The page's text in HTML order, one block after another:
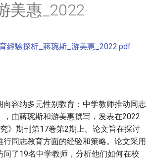
美惠_2022
經驗探析_蔣琬斯_游美惠_2022.pdf
向容纳多元性别教育：中学教师推动同志
，由蔣琬斯和游美惠撰写，发表在2022
》期刊第17卷第2期上。论文旨在探讨
行同志教育方面的经验和策略。论文采用
问了19名中学教师，分析他们如何在校